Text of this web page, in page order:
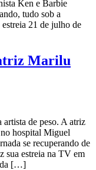
Ken e Barbie
tudo sob a
21 de julho de
Marilu
de peso. A atriz
hospital Miguel
se recuperando de
sua estreia na TV em
da […]